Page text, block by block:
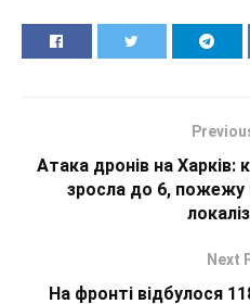
Атака дронів на Харків:
зросла до 6, пожежу
Next
На фронті відбулося